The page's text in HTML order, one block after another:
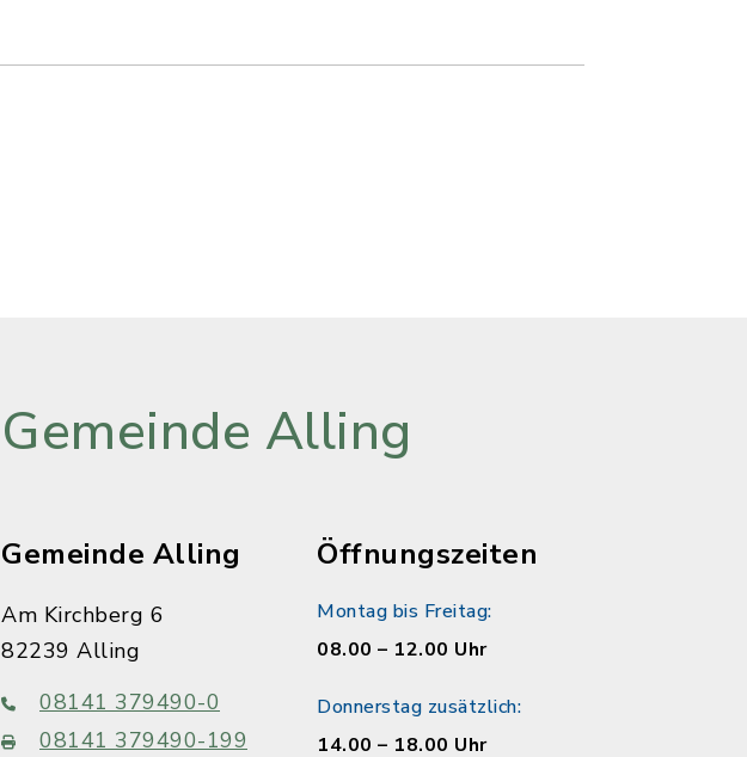
Gemeinde Alling
Gemeinde Alling
Am Kirchberg 6
82239 Alling
08141 379490-0
08141 379490-199
Öffnungszeiten
Montag bis Freitag:
08.00 – 12.00 Uhr
Donnerstag zusätzlich:
14.00 – 18.00 Uhr